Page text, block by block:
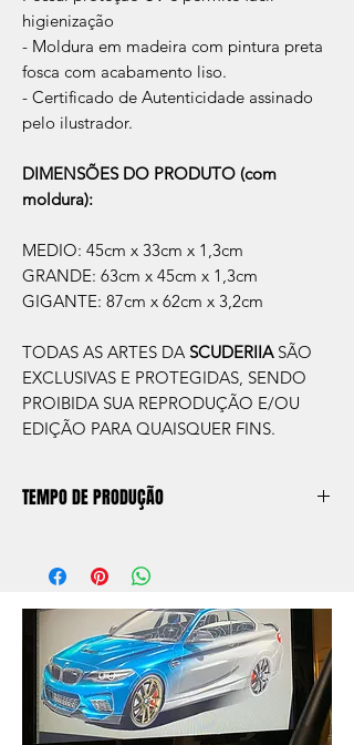
higienização
- Moldura em madeira com pintura preta
fosca com acabamento liso.
- Certificado de Autenticidade assinado
pelo ilustrador.
DIMENSÕES DO PRODUTO (com
moldura):
MEDIO: 45cm x 33cm x 1,3cm
GRANDE: 63cm x 45cm x 1,3cm
GIGANTE: 87cm x 62cm x 3,2cm
TODAS AS ARTES DA SCUDERIIA SÃO
EXCLUSIVAS E PROTEGIDAS, SENDO
PROIBIDA SUA REPRODUÇÃO E/OU
EDIÇÃO PARA QUAISQUER FINS.
TEMPO DE PRODUÇÃO
aprox. 5 dias úteis, após a confirmação de
compra.
Após a produçao, seguimos com o envio
no endereço que nos for informado na
compra ou disponibilizaremos para retirada
caso seja sua opção de compra.